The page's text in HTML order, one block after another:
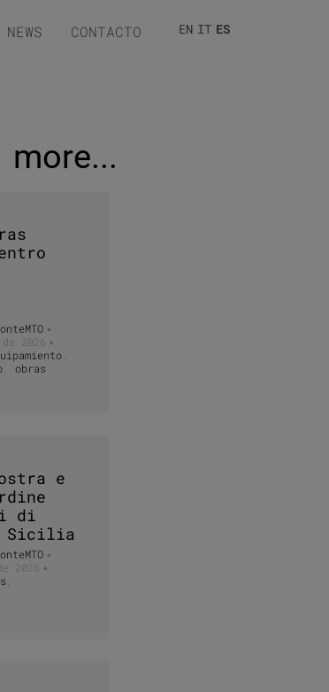
NEWS CONTACTO EN IT ES
more...
•
2026 •
,
, obras
e
di
Sicilia
•
2026 •